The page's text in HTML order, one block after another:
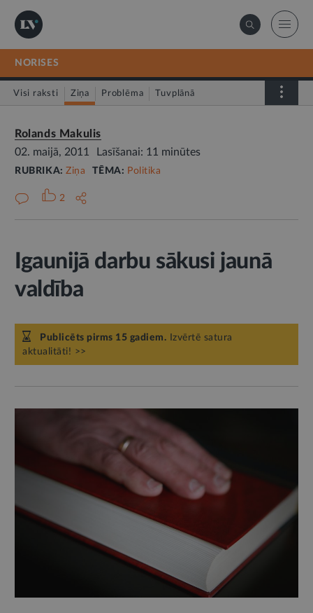
NORISES
Visi raksti Ziņa Problēma Tuvplānā
Rolands Makulis
02. maijā, 2011
Lasīšanai: 11 minūtes
RUBRIKA:Ziņa TĒMA: Politika
2
Igaunijā darbu sākusi jaunā
valdība
Publicēts pirms 15 gadiem. Izvērtē satura
aktualitāti! >>